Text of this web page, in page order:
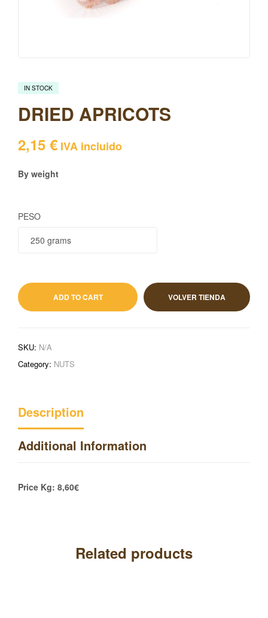
IN STOCK
DRIED APRICOTS
2,15 € IVA incluido
By weight
PESO
ADD TO CART VOLVER TIENDA
SKU: N/A
Category: NUTS
Description
Additional Information
Price Kg: 8,60€
Related products